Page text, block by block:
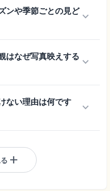
ンや季節ごとの見ど keyboard_arrow_down
はなぜ写真映えする keyboard_arrow_down
ない理由は何です
keyboard_arrow_down
add